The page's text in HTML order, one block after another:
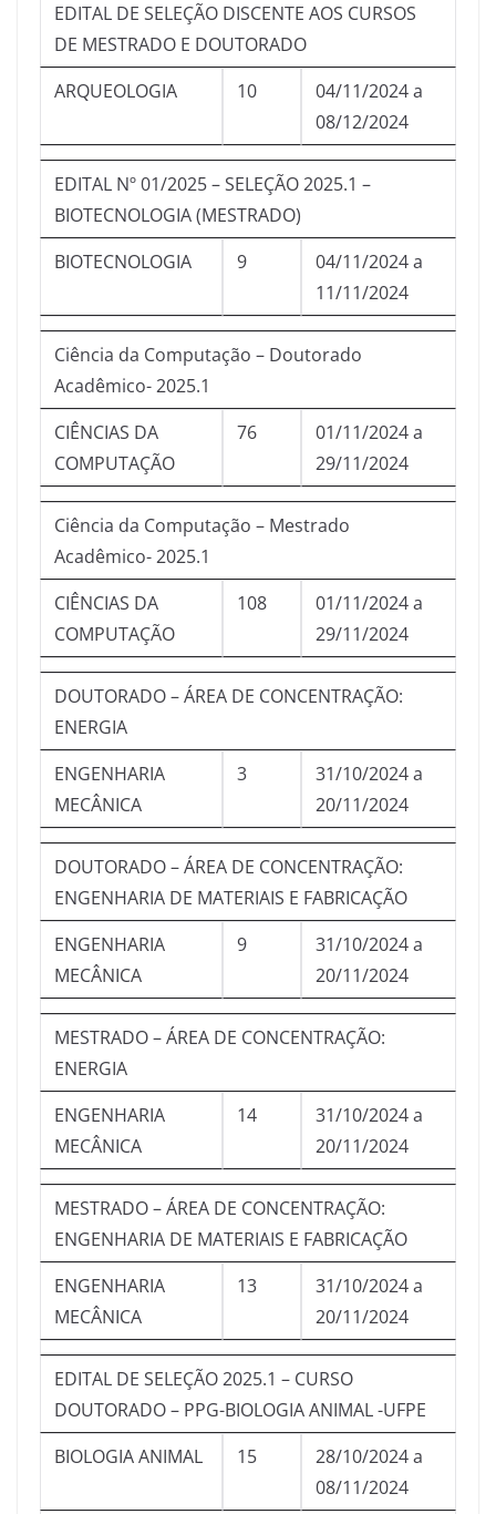
EDITAL DE SELEÇÃO DISCENTE AOS CURSOS
DE MESTRADO E DOUTORADO
ARQUEOLOGIA
10
04/11/2024 a
08/12/2024
EDITAL Nº 01/2025 – SELEÇÃO 2025.1 –
BIOTECNOLOGIA (MESTRADO)
BIOTECNOLOGIA
9
04/11/2024 a
11/11/2024
Ciência da Computação – Doutorado
Acadêmico- 2025.1
CIÊNCIAS DA
COMPUTAÇÃO
76
01/11/2024 a
29/11/2024
Ciência da Computação – Mestrado
Acadêmico- 2025.1
CIÊNCIAS DA
COMPUTAÇÃO
108
01/11/2024 a
29/11/2024
DOUTORADO – ÁREA DE CONCENTRAÇÃO:
ENERGIA
ENGENHARIA
MECÂNICA
3
31/10/2024 a
20/11/2024
DOUTORADO – ÁREA DE CONCENTRAÇÃO:
ENGENHARIA DE MATERIAIS E FABRICAÇÃO
ENGENHARIA
MECÂNICA
9
31/10/2024 a
20/11/2024
MESTRADO – ÁREA DE CONCENTRAÇÃO:
ENERGIA
ENGENHARIA
MECÂNICA
14
31/10/2024 a
20/11/2024
MESTRADO – ÁREA DE CONCENTRAÇÃO:
ENGENHARIA DE MATERIAIS E FABRICAÇÃO
ENGENHARIA
MECÂNICA
13
31/10/2024 a
20/11/2024
EDITAL DE SELEÇÃO 2025.1 – CURSO
DOUTORADO – PPG-BIOLOGIA ANIMAL -UFPE
BIOLOGIA ANIMAL
15
28/10/2024 a
08/11/2024